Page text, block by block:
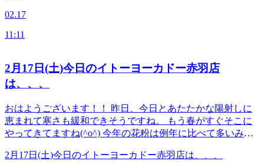
LINEのお友だちも大募集中です！ 登録でお得な特典プレゼ
ント！(^_-)-☆
Re.Ra.Ku イトーヨーカドー赤羽店 JR宇都宮線・京浜東北
トーヨーカドーの3Fです！ TEL 03-5948-9557 （店舗）
なかった時におかけください） Web予約は こちら から
LINEのお友だちも大募集中です！ 登録でお得な特典プレゼ
ント！(^_-)-☆
02.17
11:11
2月17日(土)今日のイトーヨーカドー赤羽店
は、、、
おはようございます！！ 昨日、今日とあたたかな陽射しに
恵まれて寒さも緩和できそうですね。 もう春がすぐそこに
やってきてますね(^o^) 今年の花粉は例年に比べて多いみた
日は珍しく予約枠に余裕があります。 お気軽にお立ち寄り
2月17日(土)今日のイトーヨーカドー赤羽店は、、、